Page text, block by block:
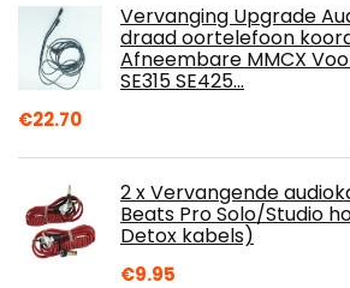
Vervanging Upgrade
draad oortelefoon
Afneembare MMCX
SE315 SE425…
€22.70
2 x Vervangende
Beats Pro Solo/Studio
Detox kabels)
€9.95